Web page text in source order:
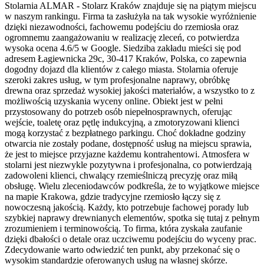
Stolarnia ALMAR - Stolarz Kraków znajduje się na piątym miejscu
w naszym rankingu. Firma ta zasłużyła na tak wysokie wyróżnienie
dzięki niezawodności, fachowemu podejściu do rzemiosła oraz
ogromnemu zaangażowaniu w realizację zleceń, co potwierdza
wysoka ocena 4.6/5 w Google. Siedziba zakładu mieści się pod
adresem Łagiewnicka 29c, 30-417 Kraków, Polska, co zapewnia
dogodny dojazd dla klientów z całego miasta. Stolarnia oferuje
szeroki zakres usług, w tym profesjonalne naprawy, obróbkę
drewna oraz sprzedaż wysokiej jakości materiałów, a wszystko to z
możliwością uzyskania wyceny online. Obiekt jest w pełni
przystosowany do potrzeb osób niepełnosprawnych, oferując
wejście, toaletę oraz pętlę indukcyjną, a zmotoryzowani klienci
mogą korzystać z bezpłatnego parkingu. Choć dokładne godziny
otwarcia nie zostały podane, dostępność usług na miejscu sprawia,
że jest to miejsce przyjazne każdemu kontrahentowi. Atmosfera w
stolarni jest niezwykle pozytywna i profesjonalna, co potwierdzają
zadowoleni klienci, chwalący rzemieślniczą precyzję oraz miłą
obsługę. Wielu zleceniodawców podkreśla, że to wyjątkowe miejsce
na mapie Krakowa, gdzie tradycyjne rzemiosło łączy się z
nowoczesną jakością. Każdy, kto potrzebuje fachowej porady lub
szybkiej naprawy drewnianych elementów, spotka się tutaj z pełnym
zrozumieniem i terminowością. To firma, która zyskała zaufanie
dzięki dbałości o detale oraz uczciwemu podejściu do wyceny prac.
Zdecydowanie warto odwiedzić ten punkt, aby przekonać się o
wysokim standardzie oferowanych usług na własnej skórze.